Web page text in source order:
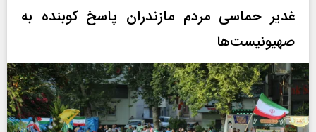
غدیر حماسی مردم مازندران پاسخ کوبنده به
صهیونیست‌ها